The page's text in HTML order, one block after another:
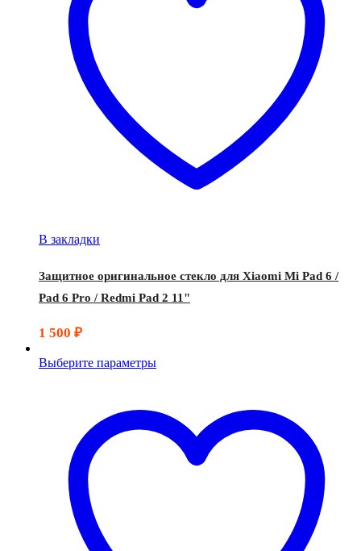
В закладки
Защитное оригинальное стекло для Xiaomi Mi Pad 6 /
Pad 6 Pro / Redmi Pad 2 11"
1 500 ₽
Выберите параметры